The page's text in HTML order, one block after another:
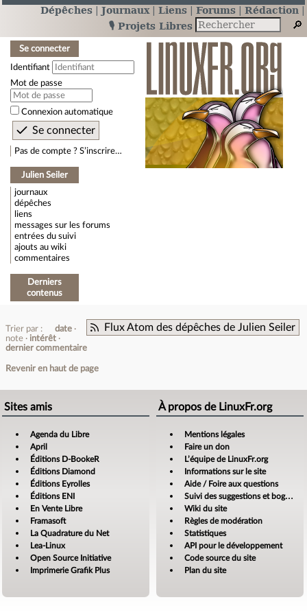
Dépêches Journaux Liens Forums
Rédaction
🎙️ Projets Libres
Se connecter
Identifiant
Mot de passe
Connexion automatique
Pas de compte ? S’inscrire…
Julien Seiler
journaux
dépêches
liens
messages sur les forums
entrées du suivi
ajouts au wiki
commentaires
Derniers
contenus
Flux Atom des dépêches de Julien Seiler
Trier par :
date
note
intérêt
dernier commentaire
Revenir en haut de page
Sites amis
Agenda du Libre
April
Éditions D-BookeR
Éditions Diamond
Éditions Eyrolles
Éditions ENI
En Vente Libre
Framasoft
La Quadrature du Net
Lea-Linux
Open Source Initiative
Imprimerie Grafik Plus
À propos de LinuxFr.org
Mentions légales
Faire un don
L’équipe de LinuxFr.org
Informations sur le site
Aide / Foire aux questions
Suivi des suggestions et bogues
Wiki du site
Règles de modération
Statistiques
API pour le développement
Code source du site
Plan du site